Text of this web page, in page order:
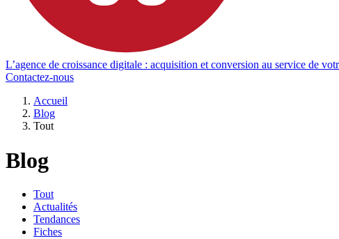
L’agence de croissance digitale : acquisition et conversion au service de
Contactez-nous
Accueil
Blog
Tout
Blog
Tout
Actualités
Tendances
Fiches